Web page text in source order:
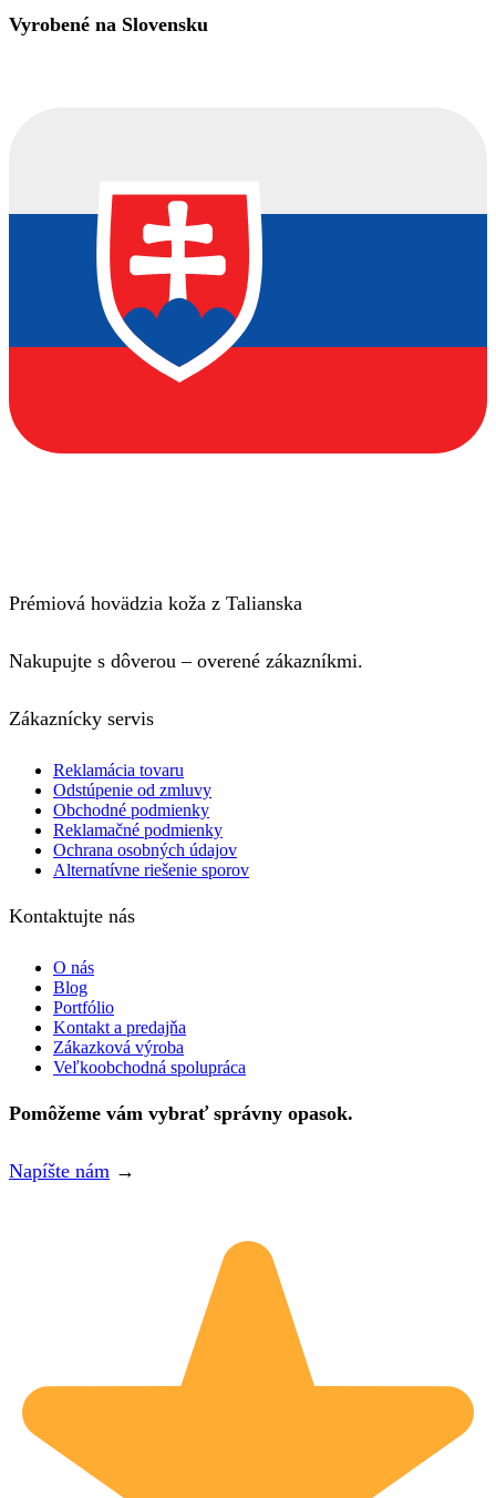
€2,50
Vyrobené na Slovensku
Prémiová hovädzia koža z Talianska
Nakupujte s dôverou – overené zákazníkmi.
Zákaznícky servis
Reklamácia tovaru
Odstúpenie od zmluvy
Obchodné podmienky
Reklamačné podmienky
Ochrana osobných údajov
Alternatívne riešenie sporov
Kontaktujte nás
O nás
Blog
Portfólio
Kontakt a predajňa
Zákazková výroba
Veľkoobchodná spolupráca
Pomôžeme vám vybrať správny opasok.
Napíšte nám →